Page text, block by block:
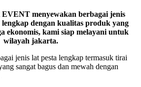
Jakarta
menyewakan berbagai jenis
dengan kualitas produk yang
ekonomis, kami siap melayani untuk
wilayah jakarta.
jenis lat pesta lengkap termasuk tirai
sangat bagus dan mewah dengan